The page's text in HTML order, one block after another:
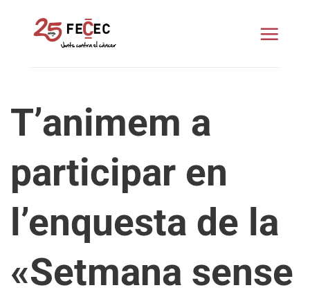
T’animem a
participar en
l’enquesta de la
«Setmana sense